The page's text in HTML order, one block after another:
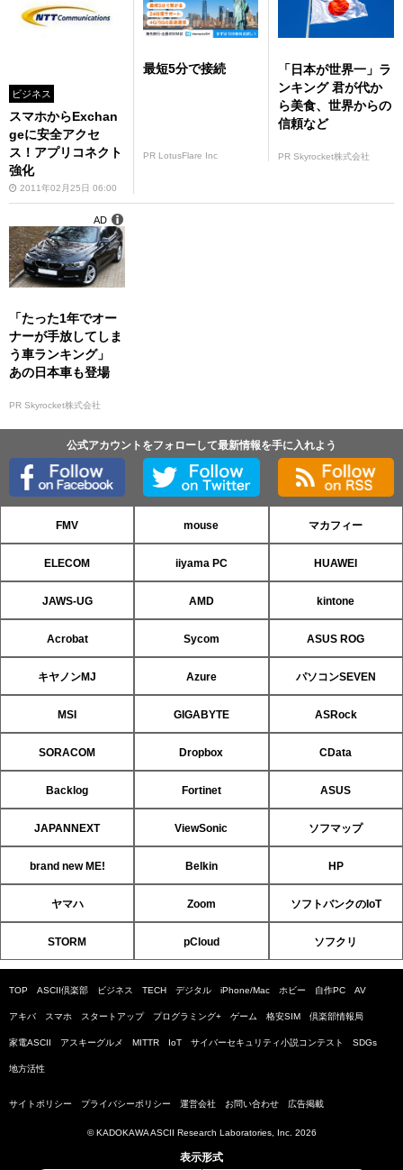
ビジネス
スマホからExchan
geに安全アクセ
ス！アプリコネクト
強化
2011年02月25日 06:00
最短5分で接続
PR LotusFlare Inc
「日本が世界一」ラ
ンキング 君が代か
ら美食、世界からの
信頼など
PR Skyrocket株式会社
「たった1年でオー
ナーが手放してしま
う車ランキング」
あの日本車も登場
PR Skyrocket株式会社
AD
公式アカウントをフォローして最新情報を手に入れよう
FMV mouse マカフィー
ELECOM iiyama PC HUAWEI
JAWS-UG AMD kintone
Acrobat Sycom ASUS ROG
キヤノンMJ Azure パソコンSEVEN
MSI GIGABYTE ASRock
SORACOM Dropbox CData
Backlog Fortinet ASUS
JAPANNEXT ViewSonic ソフマップ
brand new ME! Belkin HP
ヤマハ Zoom ソフトバンクのIoT
STORM pCloud ソフクリ
TOP ASCII倶楽部 ビジネス TECH デジタル iPhone/Mac ホビー 自作PC AV
アキバ スマホ スタートアップ プログラミング+ ゲーム 格安SIM 倶楽部情報局
家電ASCII アスキーグルメ MITTR IoT サイバーセキュリティ小説コンテスト SDGs
地方活性
サイトポリシー プライバシーポリシー 運営会社 お問い合わせ 広告掲載
© KADOKAWA ASCII Research Laboratories, Inc. 2026
表示形式